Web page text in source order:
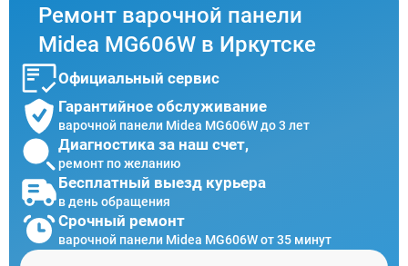
Ремонт варочной панели
Midea MG606W в Иркутске
Официальный сервис
Гарантийное обслуживание
варочной панели Midea MG606W до 3 лет
Диагностика за наш счет,
ремонт по желанию
Бесплатный выезд курьера
в день обращения
Срочный ремонт
варочной панели Midea MG606W от 35 минут